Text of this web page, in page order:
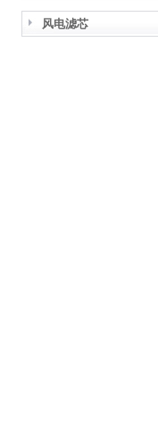
风电滤芯